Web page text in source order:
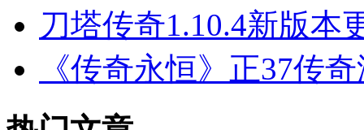
刀塔传奇1.10.4新版本
《传奇永恒》正37传